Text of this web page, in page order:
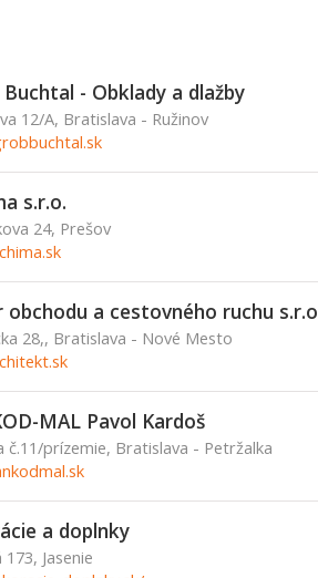
- Obklady a dlažby
12/A, Bratislava - Ružinov
s.r.o.
24, Prešov
obchodu a cestovného ruchu s.r.o
28,, Bratislava - Nové Mesto
MAL Pavol Kardoš
č.11/prízemie, Bratislava - Petržalka
a doplnky
173, Jasenie